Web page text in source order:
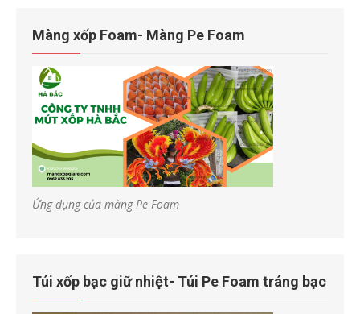
Màng xốp Foam- Màng Pe Foam
Ứng dụng của màng Pe Foam
Túi xốp bạc giữ nhiệt- Túi Pe Foam tráng bạc